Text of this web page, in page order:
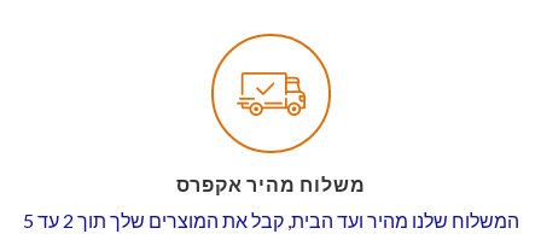
משלוח מהיר אקפרס
המשלוח שלנו מהיר ועד הבית, קבל את המוצרים שלך תוך 2 עד 5